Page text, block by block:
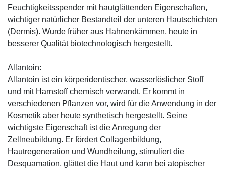
Feuchtigkeitsspender mit hautglättenden Eigenschaften,
wichtiger natürlicher Bestandteil der unteren Hautschichten
(Dermis). Wurde früher aus Hahnenkämmen, heute in
besserer Qualität biotechnologisch hergestellt.
Allantoin:
Allantoin ist ein körperidentischer, wasserlöslicher Stoff
und mit Harnstoff chemisch verwandt. Er kommt in
verschiedenen Pflanzen vor, wird für die Anwendung in der
Kosmetik aber heute synthetisch hergestellt. Seine
wichtigste Eigenschaft ist die Anregung der
Zellneubildung. Er fördert Collagenbildung,
Hautregeneration und Wundheilung, stimuliert die
Desquamation, glättet die Haut und kann bei atopischer